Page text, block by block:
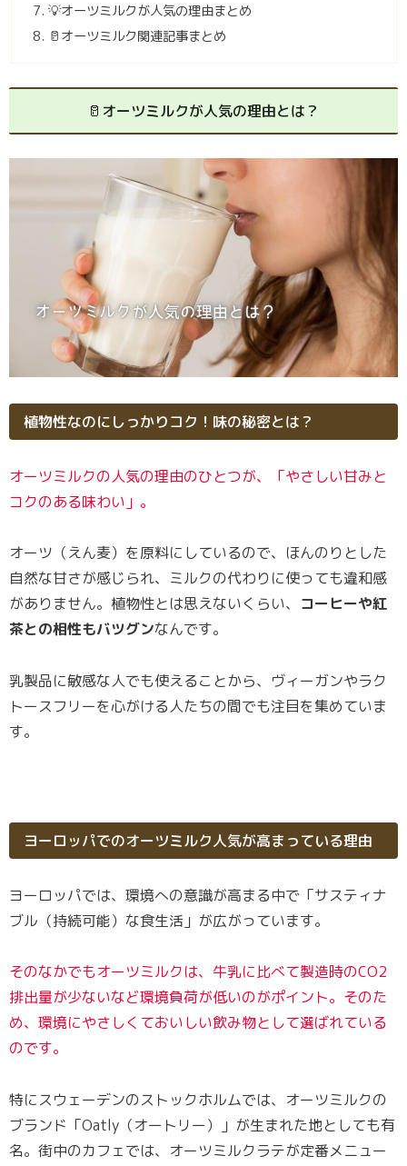
💡オーツミルクが人気の理由まとめ
🥛オーツミルク関連記事まとめ
🥛オーツミルクが人気の理由とは？
植物性なのにしっかりコク！味の秘密とは？
オーツミルクの人気の理由のひとつが、「やさしい甘みと
コクのある味わい」。
オーツ（えん麦）を原料にしているので、ほんのりとした
自然な甘さが感じられ、ミルクの代わりに使っても違和感
がありません。植物性とは思えないくらい、 コーヒーや紅
茶との相性もバツグンなんです。
乳製品に敏感な人でも使えることから、ヴィーガンやラク
トースフリーを心がける人たちの間でも注目を集めていま
す。
ヨーロッパでのオーツミルク人気が高まっている理由
ヨーロッパでは、環境への意識が高まる中で「サスティナ
ブル（持続可能）な食生活」が広がっています。
そのなかでもオーツミルクは、牛乳に比べて製造時のCO2
排出量が少ないなど環境負荷が低いのがポイント。 そのた
め、環境にやさしくておいしい飲み物として選ばれている
のです。
特にスウェーデンのストックホルムでは、オーツミルクの
ブランド「Oatly（オートリー）」が生まれた地としても有
名。街中のカフェでは、オーツミルクラテが定番メニュー